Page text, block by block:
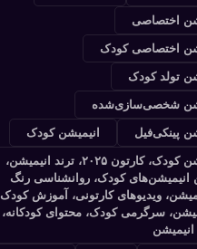
اختصاصی
اختصاصی کودک
تولد کودک
شخصی‌سازی‌شده
پینکی‌فیل
انیمیشن کودک
انیمیشن کودک، کارتون ۲۰۲۵، ترند انیمیشن،
انیمیشن‌های کودک، روانشناسی رنگ
ویدیوهای کارتونی، آموزش کودک
سرگرمی کودک، محتوای کودکانه،
انیمیشن